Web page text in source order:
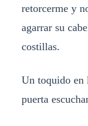
retorcerme y
agarrar su
costillas.
Un toquido en
puerta